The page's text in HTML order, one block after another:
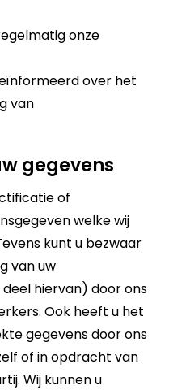
onze
over het
van
gegevens
of
welke wij
kunt u bezwaar
van uw
hiervan) door ons
Ook heeft u het
gegevens door ons
of in opdracht van
Wij kunnen u